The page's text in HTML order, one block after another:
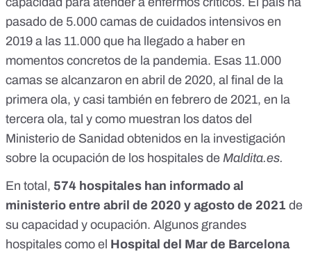
pasado de 5.000 camas de cuidados intensivos en
2019 a las 11.000 que ha llegado a haber en
momentos concretos de la pandemia. Esas 11.000
camas se alcanzaron en abril de 2020, al final de la
primera ola, y casi también en febrero de 2021, en la
tercera ola, tal y como muestran los datos del
Ministerio de Sanidad obtenidos en la investigación
sobre la ocupación de los hospitales de Maldita.es.
En total, 574 hospitales han informado al
ministerio entre abril de 2020 y agosto de 2021 de
su capacidad y ocupación. Algunos grandes
hospitales como el Hospital del Mar de Barcelona